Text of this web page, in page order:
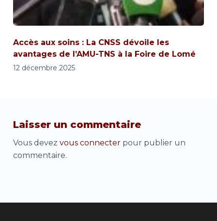
Accès aux soins : La CNSS dévoile les
avantages de l’AMU-TNS à la Foire de Lomé
12 décembre 2025
Laisser un commentaire
Vous devez vous connecterpour publier un
commentaire.